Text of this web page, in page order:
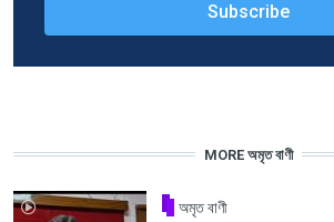
MORE অমৃত বাণী
অমৃত বাণী